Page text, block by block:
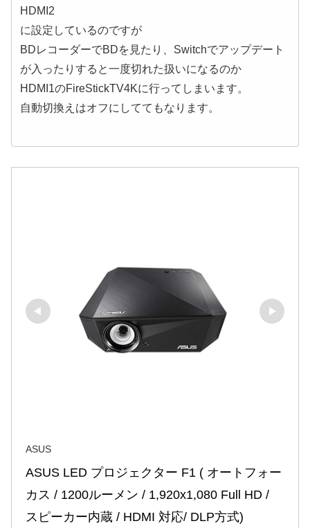
HDMI2
に設定しているのですが
BDレコーダーでBDを見たり、Switchでアップデート
が入ったりすると一度切れた扱いになるのか
HDMI1のFireStickTV4Kに行ってしまいます。
自動切換えはオフにしててもなります。
ASUS
ASUS LED プロジェクター F1 ( オートフォー
カス / 1200ルーメン / 1,920x1,080 Full HD /
スピーカー内蔵 / HDMI 対応/ DLP方式)